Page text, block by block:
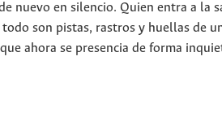
nuevo en silencio. Quien entra a la
son pistas, rastros y huellas de
ahora se presencia de forma